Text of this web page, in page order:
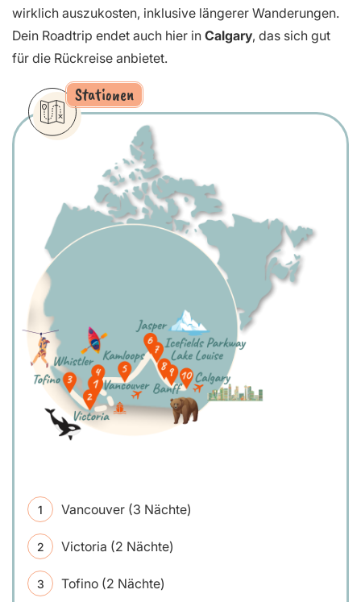
wirklich auszukosten, inklusive längerer Wanderungen.
Dein Roadtrip endet auch hier in Calgary, das sich gut
für die Rückreise anbietet.
Stationen
Vancouver (3 Nächte)
Victoria (2 Nächte)
Tofino (2 Nächte)